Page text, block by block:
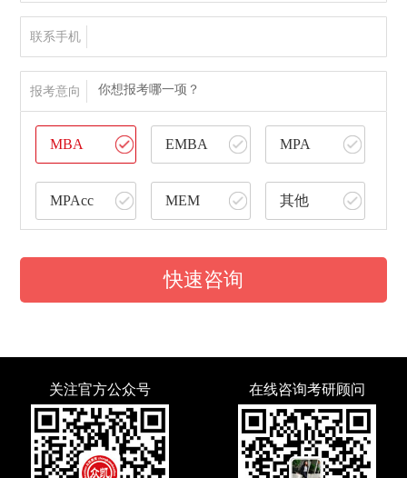
联系手机
报考意向 你想报考哪一项？
MBA EMBA MPA
MPAcc MEM 其他
快速咨询
关注官方公众号 在线咨询考研顾问